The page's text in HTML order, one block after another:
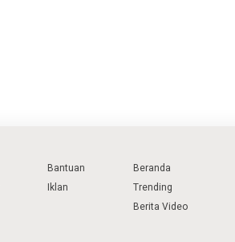
Bantuan
Iklan
Beranda
Trending
Berita Video